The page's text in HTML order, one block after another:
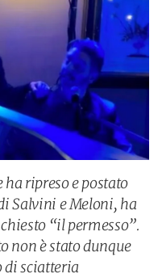
ripreso e postato
Salvini e Meloni, ha
“il permesso”.
non è stato dunque
di sciatteria